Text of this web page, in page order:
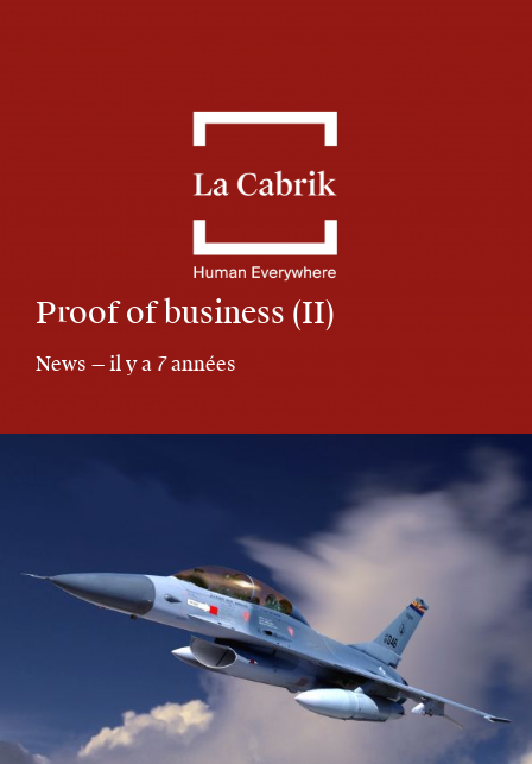
Proof of business (II)
News — il y a 7 années